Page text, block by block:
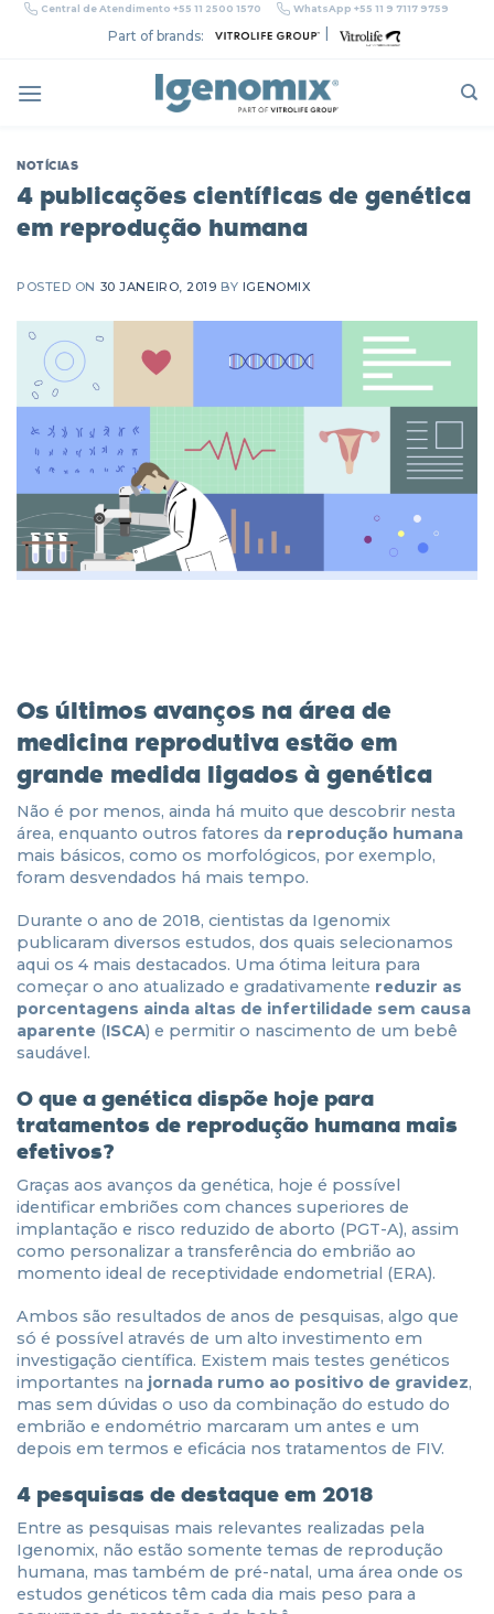
Skip Central de Atendimento +55 11 2500 1570 WhatsApp +55 11 9 7117 9759
Part of brands:
NOTÍCIAS
4 publicações científicas de genética
em reprodução humana
POSTED ON 30 JANEIRO, 2019 BY IGENOMIX
Os últimos avanços na área de
medicina reprodutiva estão em
grande medida ligados à genética
Não é por menos, ainda há muito que descobrir nesta
área, enquanto outros fatores da reprodução humana
mais básicos, como os morfológicos, por exemplo,
foram desvendados há mais tempo.
Durante o ano de 2018, cientistas da Igenomix
publicaram diversos estudos, dos quais selecionamos
aqui os 4 mais destacados. Uma ótima leitura para
começar o ano atualizado e gradativamente reduzir as
porcentagens ainda altas de infertilidade sem causa
aparente (ISCA) e permitir o nascimento de um bebê
saudável.
O que a genética dispõe hoje para
tratamentos de reprodução humana mais
efetivos?
Graças aos avanços da genética, hoje é possível
identificar embriões com chances superiores de
implantação e risco reduzido de aborto (PGT-A), assim
como personalizar a transferência do embrião ao
momento ideal de receptividade endometrial (ERA).
Ambos são resultados de anos de pesquisas, algo que
só é possível através de um alto investimento em
investigação científica. Existem mais testes genéticos
importantes na jornada rumo ao positivo de gravidez,
mas sem dúvidas o uso da combinação do estudo do
embrião e endométrio marcaram um antes e um
depois em termos e eficácia nos tratamentos de FIV.
4 pesquisas de destaque em 2018
Entre as pesquisas mais relevantes realizadas pela
Igenomix, não estão somente temas de reprodução
humana, mas também de pré-natal, uma área onde os
estudos genéticos têm cada dia mais peso para a